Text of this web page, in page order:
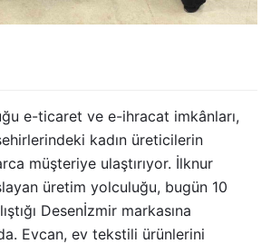
e-ticaret ve e-ihracat imkânları,
kadın üreticilerin
müşteriye ulaştırıyor. İlknur
üretim yolculuğu, bugün 10
Desenİzmir markasına
Evcan, ev tekstili ürünlerini